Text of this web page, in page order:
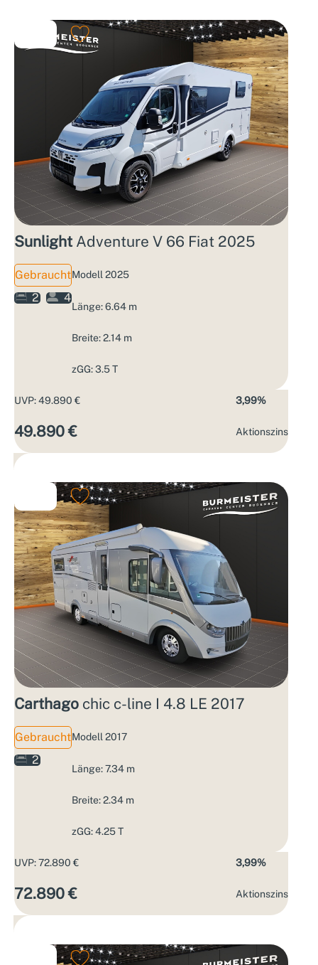
Sunlight Adventure V 66 Fiat 2025
Gebraucht
2
4
Modell 2025
Länge: 6.64 m
Breite: 2.14 m
zGG: 3.5 T
UVP: 49.890 €
49.890 €
3,99%
Aktions­zins
Carthago chic c-line I 4.8 LE 2017
Gebraucht
2
Modell 2017
Länge: 7.34 m
Breite: 2.34 m
zGG: 4.25 T
UVP: 72.890 €
72.890 €
3,99%
Aktions­zins